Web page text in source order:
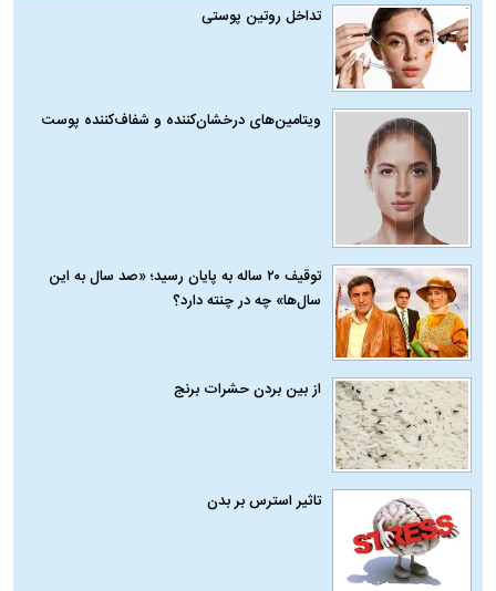
تداخل روتین پوستی
ویتامین‌های درخشان‌کننده و شفاف‌کننده پوست
توقیف ۲۰ ساله به پایان رسید؛ «صد سال به این
سال‌ها» چه در چنته دارد؟
از بین بردن حشرات برنج
تاثیر استرس بر بدن